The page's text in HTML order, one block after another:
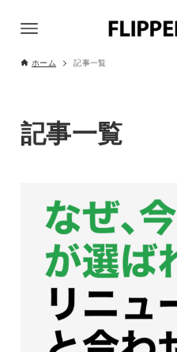
ホーム 記事一覧
記事一覧